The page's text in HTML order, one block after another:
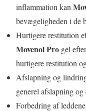
inflammation kan
bevægeligheden i de
Hurtigere restitution
Movenol Pro gel
hurtigere restitution
Afslapning og
generel afslapning
Forbedring af